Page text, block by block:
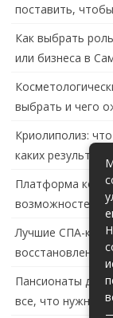
поставить,
Как выбрать
или бизнеса в
выбрать и чего
Криолиполиз:
каких
Платформа
возможностей и
Лучшие СПА-
восстановление
Пансионаты для
все, что нужно